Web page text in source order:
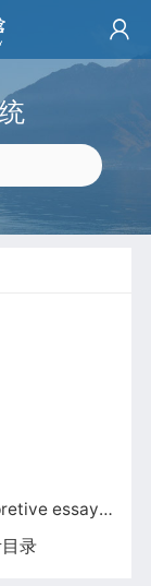
by John Stephen Hatton.
录